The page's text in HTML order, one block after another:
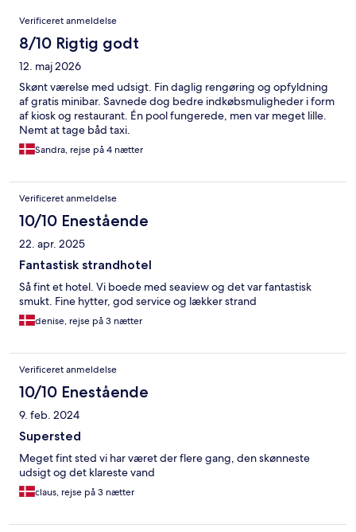
Anmeldelser
Verificeret anmeldelse
8/10 Rigtig godt
12. maj 2026
Skønt værelse med udsigt. Fin daglig rengøring og opfyldning
af gratis minibar. Savnede dog bedre indkøbsmuligheder i form
af kiosk og restaurant. Én pool fungerede, men var meget lille.
Nemt at tage båd taxi.
Sandra, rejse på 4 nætter
Verificeret anmeldelse
10/10 Enestående
22. apr. 2025
Fantastisk strandhotel
Så fint et hotel. Vi boede med seaview og det var fantastisk
smukt. Fine hytter, god service og lækker strand
denise, rejse på 3 nætter
Verificeret anmeldelse
10/10 Enestående
9. feb. 2024
Supersted
Meget fint sted vi har været der flere gang, den skønneste
udsigt og det klareste vand
claus, rejse på 3 nætter